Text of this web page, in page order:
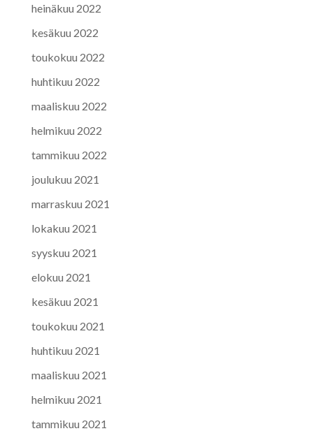
heinäkuu 2022
kesäkuu 2022
toukokuu 2022
huhtikuu 2022
maaliskuu 2022
helmikuu 2022
tammikuu 2022
joulukuu 2021
marraskuu 2021
lokakuu 2021
syyskuu 2021
elokuu 2021
kesäkuu 2021
toukokuu 2021
huhtikuu 2021
maaliskuu 2021
helmikuu 2021
tammikuu 2021